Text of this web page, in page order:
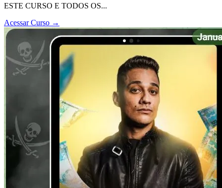
ESTE CURSO E TODOS OS...
Acessar Curso →